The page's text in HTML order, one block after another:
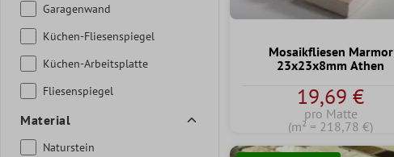
Garagenwand
Küchen-Fliesenspiegel
Küchen-Arbeitsplatte
Fliesenspiegel
Material
Naturstein
Mosaikfliesen Marmor
23x23x8mm Athen
19,69 €
pro Matte
(m² = 218,78 €)